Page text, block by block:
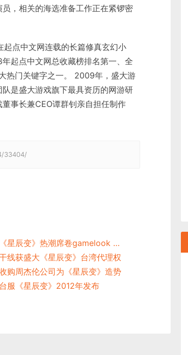
，相关的海选准备工作正在紧锣密
起点中文网连载的长篇修真玄幻小
起点中文网总收藏榜排名第一、全
热门关键字之一。 2009年，盛大游
是盛大游戏旗下最具资历的网游研
事长兼CEO谭群钊亲自担任制作
33404/
快评：《星辰变》热潮席卷gamelook 粉丝热情不减
线获盛大《星辰变》台湾代理权
购周杰伦公司为《星辰变》造势
服《星辰变》2012年发布